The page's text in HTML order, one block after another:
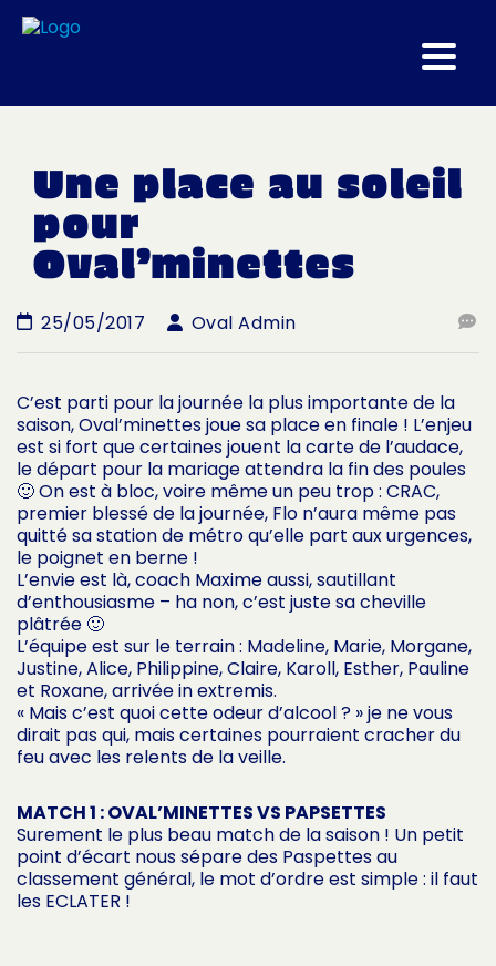
Une place au soleil
pour
Oval’minettes
25/05/2017 Oval Admin
C’est parti pour la journée la plus importante de la
saison, Oval’minettes joue sa place en finale ! L’enjeu
est si fort que certaines jouent la carte de l’audace,
le départ pour la mariage attendra la fin des poules
🙂 On est à bloc, voire même un peu trop : CRAC,
premier blessé de la journée, Flo n’aura même pas
quitté sa station de métro qu’elle part aux urgences,
le poignet en berne !
L’envie est là, coach Maxime aussi, sautillant
d’enthousiasme – ha non, c’est juste sa cheville
plâtrée 🙂
L’équipe est sur le terrain : Madeline, Marie, Morgane,
Justine, Alice, Philippine, Claire, Karoll, Esther, Pauline
et Roxane, arrivée in extremis.
« Mais c’est quoi cette odeur d’alcool ? » je ne vous
dirait pas qui, mais certaines pourraient cracher du
feu avec les relents de la veille.
MATCH 1 : OVAL’MINETTES VS PAPSETTES
Surement le plus beau match de la saison ! Un petit
point d’écart nous sépare des Paspettes au
classement général, le mot d’ordre est simple : il faut
les ECLATER !